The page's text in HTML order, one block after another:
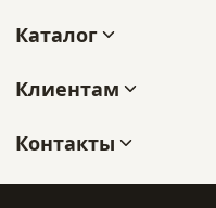
Каталог
Клиентам
Контакты